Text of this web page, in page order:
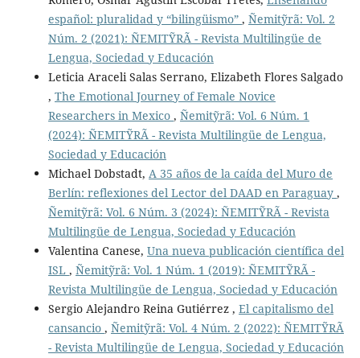
español: pluralidad y “bilingüismo” , Ñemitỹrã: Vol. 2
Núm. 2 (2021): ÑEMITỸRÃ - Revista Multilingüe de
Lengua, Sociedad y Educación
Leticia Araceli Salas Serrano, Elizabeth Flores Salgado
, The Emotional Journey of Female Novice
Researchers in Mexico , Ñemitỹrã: Vol. 6 Núm. 1
(2024): ÑEMITỸRÃ - Revista Multilingüe de Lengua,
Sociedad y Educación
Michael Dobstadt, A 35 años de la caída del Muro de
Berlín: reflexiones del Lector del DAAD en Paraguay ,
Ñemitỹrã: Vol. 6 Núm. 3 (2024): ÑEMITỸRÃ - Revista
Multilingüe de Lengua, Sociedad y Educación
Valentina Canese, Una nueva publicación científica del
ISL , Ñemitỹrã: Vol. 1 Núm. 1 (2019): ÑEMITỸRÃ -
Revista Multilingüe de Lengua, Sociedad y Educación
Sergio Alejandro Reina Gutiérrez , El capitalismo del
cansancio , Ñemitỹrã: Vol. 4 Núm. 2 (2022): ÑEMITỸRÃ
- Revista Multilingüe de Lengua, Sociedad y Educación